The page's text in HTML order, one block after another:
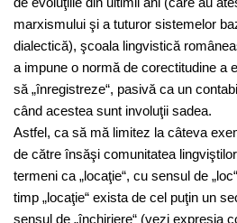
marxismului şi a tuturor sistemelor
dialectică), şcoala lingvistică
a impune o normă de corectitudine a
să „înregistreze“, pasivă ca un
când acestea sunt involuţii sadea.
Astfel, ca să mă limitez la câteva
de către însăşi comunitatea
termeni ca „locaţie“, cu sensul de
timp „locaţie“ exista de cel puţin un
sensul de „închiriere“ (vezi expresia